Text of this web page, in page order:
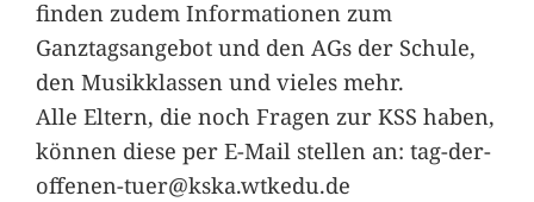
finden zudem Informationen zum
Ganztagsangebot und den AGs der Schule,
den Musikklassen und vieles mehr.
Alle Eltern, die noch Fragen zur KSS haben,
können diese per E-Mail stellen an: tag-der-
offenen-tuer@kska.wtkedu.de